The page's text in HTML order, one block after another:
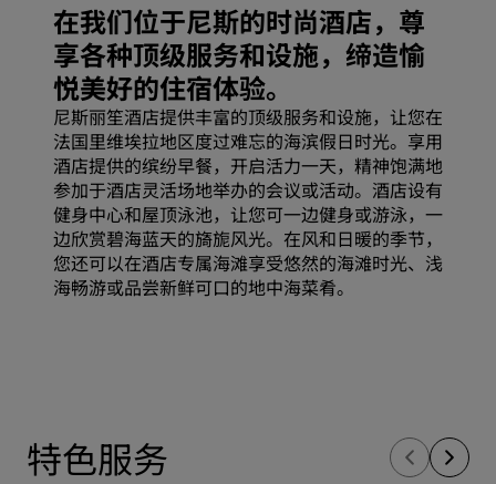
在我们位于尼斯的时尚酒店，尊
享各种顶级服务和设施，缔造愉
悦美好的住宿体验。
尼斯丽笙酒店提供丰富的顶级服务和设施，让您在
法国里维埃拉地区度过难忘的海滨假日时光。享用
酒店提供的缤纷早餐，开启活力一天，精神饱满地
参加于酒店灵活场地举办的会议或活动。酒店设有
健身中心和屋顶泳池，让您可一边健身或游泳，一
边欣赏碧海蓝天的旖旎风光。在风和日暖的季节，
您还可以在酒店专属海滩享受悠然的海滩时光、浅
海畅游或品尝新鲜可口的地中海菜肴。
特色服务